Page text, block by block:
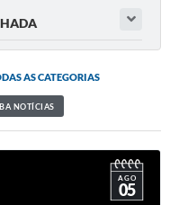
AS CATEGORIAS
NOTÍCIAS
AGO
05